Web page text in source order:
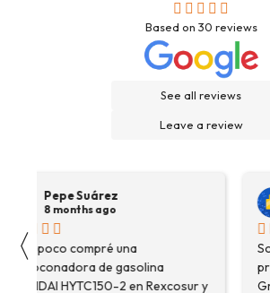
Based on 30 reviews
See all reviews
Leave a review
〈
Pepe Suárez
8 months ago
Hace poco compré una
destoconadora de gasolina
HYUNDAI HYTC150-2 en Rexcosur y